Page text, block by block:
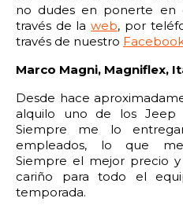
no dudes en ponerte en
través de laweb, por
través de nuestro
Marco Magni, Magniflex,
Desde hace
alquilo uno de los Jeep
Siempre me lo
empleados, lo que
Siempre el mejor precio y
cariño para todo el
temporada.
2:00 2:30
4:00 4:30
6:00 6:30